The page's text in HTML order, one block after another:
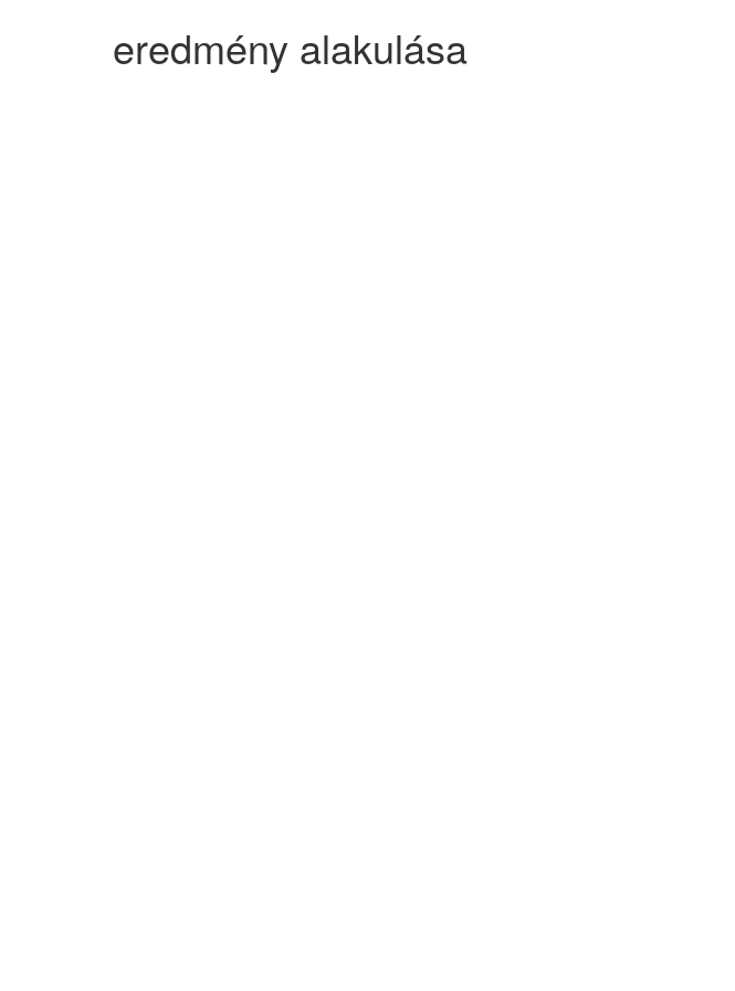
eredmény alakulása